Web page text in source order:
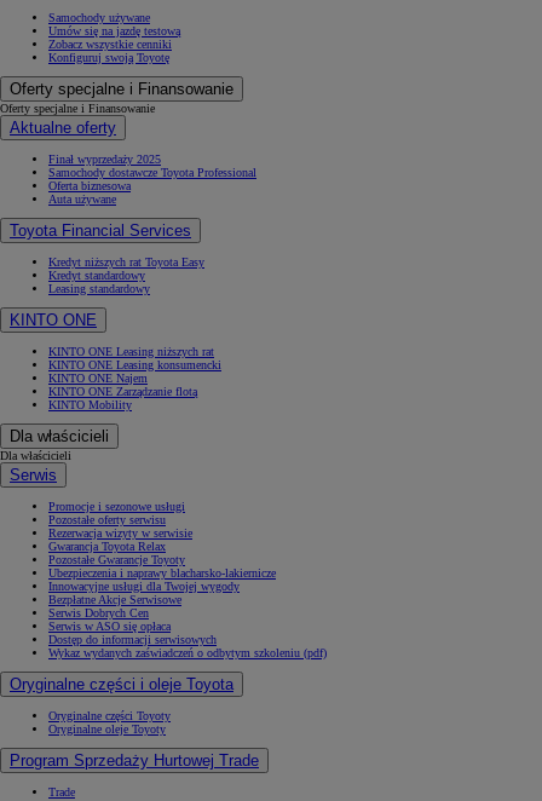
Samochody używane
Umów się na jazdę testową
Zobacz wszystkie cenniki
Konfiguruj swoją Toyotę
Oferty specjalne i Finansowanie
Oferty specjalne i Finansowanie
Aktualne oferty
Finał wyprzedaży 2025
Samochody dostawcze Toyota Professional
Oferta biznesowa
Auta używane
Toyota Financial Services
Kredyt niższych rat Toyota Easy
Kredyt standardowy
Leasing standardowy
KINTO ONE
KINTO ONE Leasing niższych rat
KINTO ONE Leasing konsumencki
KINTO ONE Najem
KINTO ONE Zarządzanie flotą
KINTO Mobility
Dla właścicieli
Dla właścicieli
Serwis
Promocje i sezonowe usługi
Pozostałe oferty serwisu
Rezerwacja wizyty w serwisie
Gwarancja Toyota Relax
Pozostałe Gwarancje Toyoty
Ubezpieczenia i naprawy blacharsko-lakiernicze
Innowacyjne usługi dla Twojej wygody
Bezpłatne Akcje Serwisowe
Serwis Dobrych Cen
Serwis w ASO się opłaca
Dostęp do informacji serwisowych
Wykaz wydanych zaświadczeń o odbytym szkoleniu (pdf)
Oryginalne części i oleje Toyota
Oryginalne części Toyoty
Oryginalne oleje Toyoty
Program Sprzedaży Hurtowej Trade
Trade